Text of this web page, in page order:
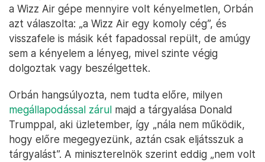
a Wizz Air gépe mennyire volt kényelmetlen, Orbán
azt válaszolta: „a Wizz Air egy komoly cég”, és
visszafele is másik két fapadossal repült, de amúgy
sem a kényelem a lényeg, mivel szinte végig
dolgoztak vagy beszélgettek.
Orbán hangsúlyozta, nem tudta előre, milyen
megállapodással zárul majd a tárgyalása Donald
Trumppal, aki üzletember, így „nála nem működik,
hogy előre megegyezünk, aztán csak eljátsszuk a
tárgyalást”. A miniszterelnök szerint eddig „nem volt